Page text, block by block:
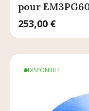
pour
Prix
253,00 €
DISPONIBLE